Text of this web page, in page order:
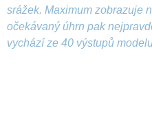
srážek. Maximum zobrazuje
očekávaný úhrn pak
vychází ze 40 výstupů